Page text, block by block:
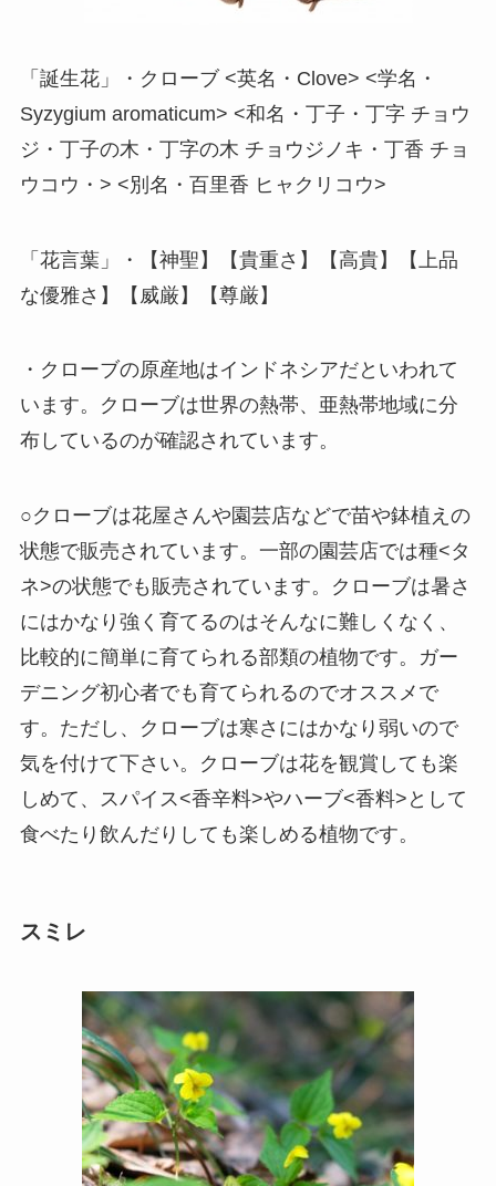
「誕生花」・クローブ <英名・Clove> <学名・
Syzygium aromaticum> <和名・丁子・丁字 チョウ
ジ・丁子の木・丁字の木 チョウジノキ・丁香 チョ
ウコウ・> <別名・百里香 ヒャクリコウ>
「花言葉」・【神聖】【貴重さ】【高貴】【上品
な優雅さ】【威厳】【尊厳】
・クローブの原産地はインドネシアだといわれて
います。クローブは世界の熱帯、亜熱帯地域に分
布しているのが確認されています。
○クローブは花屋さんや園芸店などで苗や鉢植えの
状態で販売されています。一部の園芸店では種<タ
ネ>の状態でも販売されています。クローブは暑さ
にはかなり強く育てるのはそんなに難しくなく、
比較的に簡単に育てられる部類の植物です。ガー
デニング初心者でも育てられるのでオススメで
す。ただし、クローブは寒さにはかなり弱いので
気を付けて下さい。クローブは花を観賞しても楽
しめて、スパイス<香辛料>やハーブ<香料>として
食べたり飲んだりしても楽しめる植物です。
スミレ